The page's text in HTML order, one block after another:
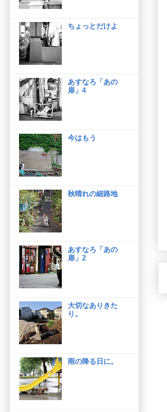
ちょっとだけよ
あすなろ「あの
扉」4
今はもう
秋晴れの細路地
あすなろ「あの
扉」2
大切なありきた
り。
雨の降る日に。